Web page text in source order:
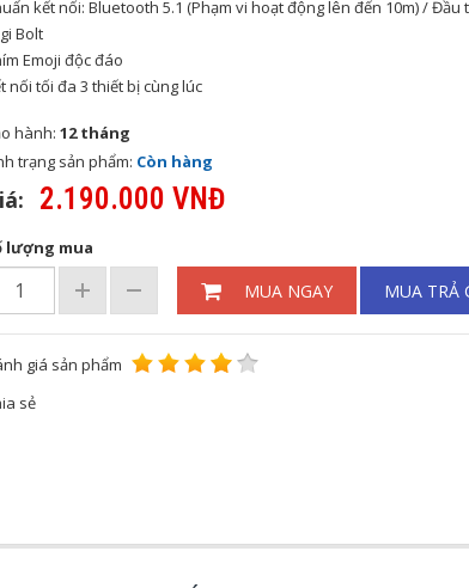
kết nối: Bluetooth 5.1 (Phạm vi hoạt động lên đến 10m) / Đầu
Bolt
Emoji độc đáo
nối tối đa 3 thiết bị cùng lúc
hành: 12 tháng
trạng sản phẩm: Còn hàng
2.190.000 VNĐ
lượng mua
MUA NGAY MUA TRẢ
giá sản phẩm
sẻ